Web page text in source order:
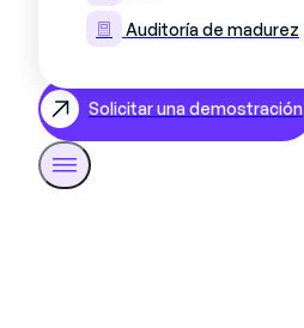
Auditoría de madurez
Solicitar una demostración